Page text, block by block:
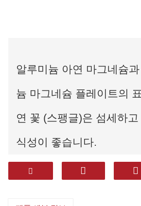
알루미늄 아연 마그네슘
늄 마그네슘 플레이트의
연 꽃 (스팽글)은 섬세하
식성이 좋습니다.
제품은 가전 제품, 건설,